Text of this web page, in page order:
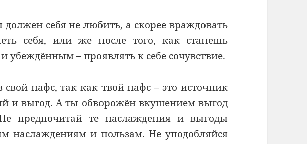
себя не любить, а скорее враждовать
себя, или же после того, как станешь
убеждённым – проявлять к себе сочувствие.
нафс, так как твой нафс – это источник
и выгод. А ты обворожён вкушением выгод
предпочитай те наслаждения и выгоды
наслаждениям и пользам. Не уподобляйся